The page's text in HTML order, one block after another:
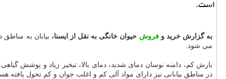
است.
به گزارش خرید وفروش حیوان خانگی به نقل از ایسنا،
می شود.
بارش کم، دامنه نوسان دمای شدید، دمای بالا، تبخیر زیاد و پوشش
در مناطق بیابانی نیز دارای مواد آلی کم و اغلب جوان و کم تحول یافته